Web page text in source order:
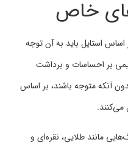
خاص
اساس استایل باید به آن توجه
بر احساسات و برداشت
آنکه متوجه باشند، بر اساس
می‌کنند.
مانند طلایی، نقره‌ای و